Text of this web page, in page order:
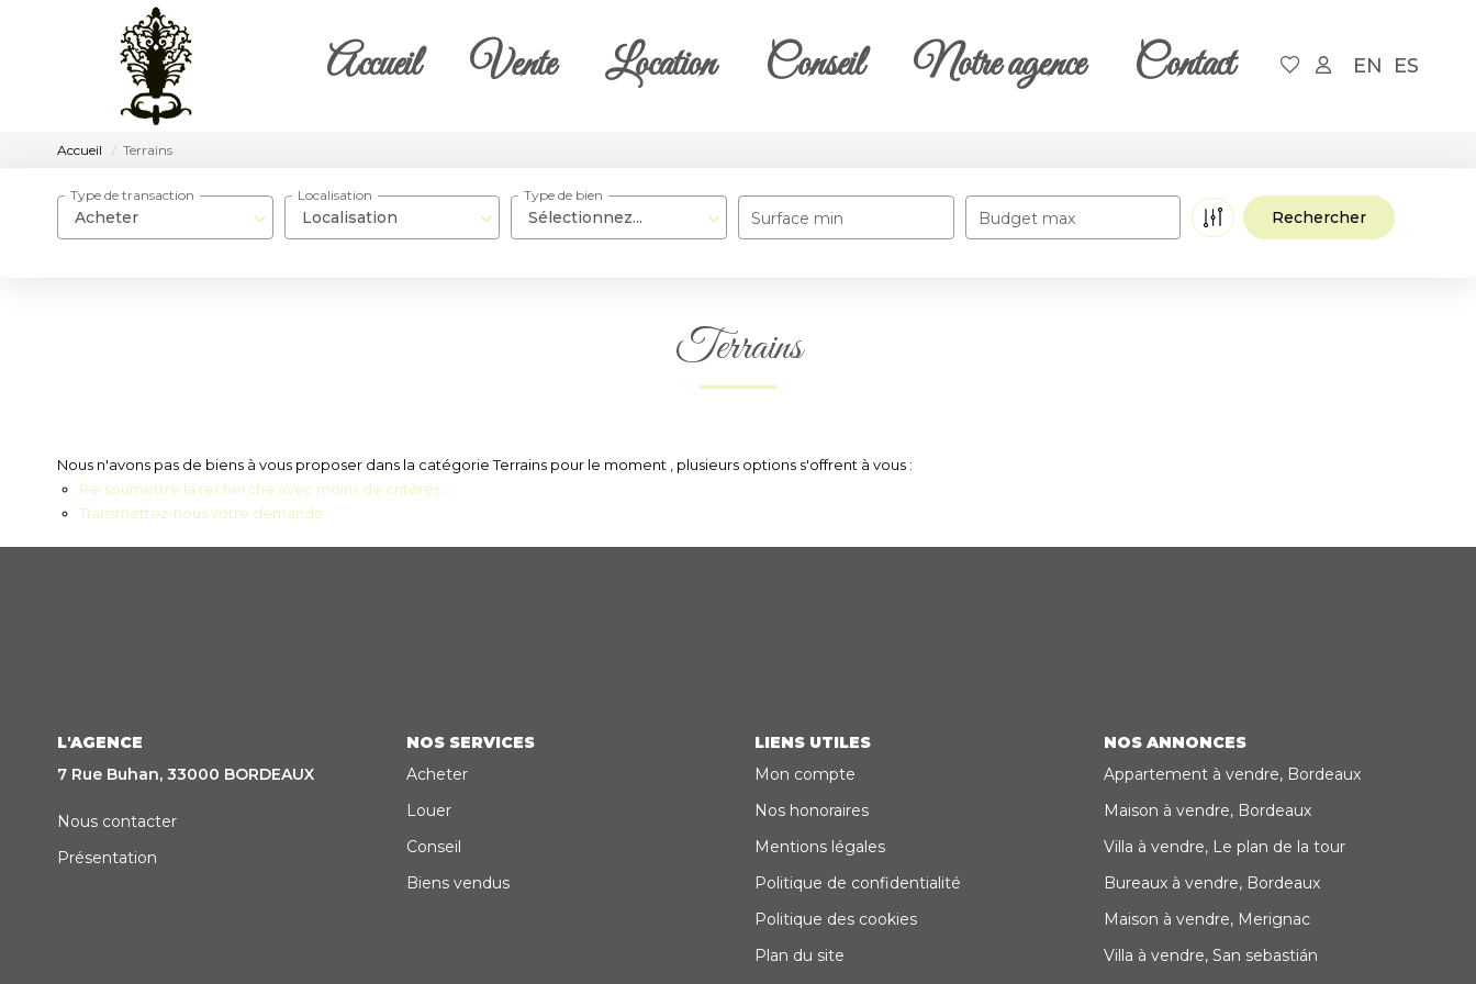
Accueil Vente Location Conseil Notre agence Contact EN ES
Accueil Terrains
Acheter
Type de transaction
Localisation
Localisation
Sélectionnez...
Type de bien
Surface min Budget max
Terrains
Nous n'avons pas de biens à vous proposer dans la catégorie Terrains pour le moment , plusieurs options s'offrent à vous :
Re-soumettre la recherche avec moins de critères.
Transmettez-nous votre demande
L'AGENCE
7 Rue Buhan, 33000 BORDEAUX
Nous contacter
Présentation
NOS SERVICES
Acheter
Louer
Conseil
Biens vendus
LIENS UTILES
Mon compte
Nos honoraires
Mentions légales
Politique de confidentialité
Politique des cookies
Plan du site
NOS ANNONCES
Appartement à vendre, Bordeaux
Maison à vendre, Bordeaux
Villa à vendre, Le plan de la tour
Bureaux à vendre, Bordeaux
Maison à vendre, Merignac
Villa à vendre, San sebastián